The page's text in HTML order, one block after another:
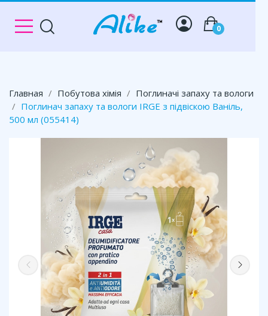
0
Главная Побутова хімія
Поглиначі запаху та вологи
Поглинач запаху та вологи IRGE з підвіскою Ваніль,
500 мл (055414)